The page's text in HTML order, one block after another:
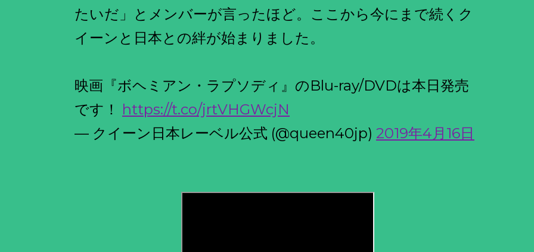
たいだ」とメンバーが言ったほど。ここから今にまで続くク
イーンと日本との絆が始まりました。
映画『ボヘミアン・ラプソディ』のBlu-ray/DVDは本日発売
です！ https://t.co/jrtVHGWcjN
— クイーン日本レーベル公式 (@queen40jp) 2019年4月16日